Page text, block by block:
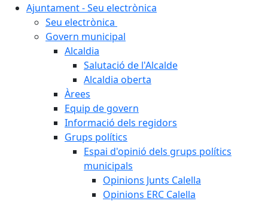
Ajuntament - Seu electrònica
Seu electrònica
Govern municipal
Alcaldia
Salutació de l'Alcalde
Alcaldia oberta
Àrees
Equip de govern
Informació dels regidors
Grups polítics
Espai d'opinió dels grups polítics
municipals
Opinions Junts Calella
Opinions ERC Calella